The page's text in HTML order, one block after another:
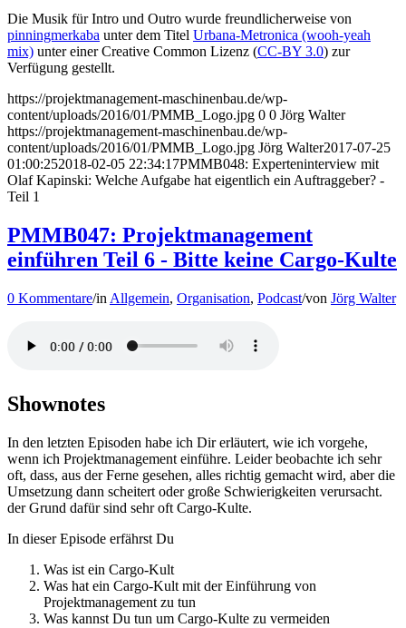
Die Musik für Intro und Outro wurde freundlicherweise von
pinningmerkaba unter dem Titel Urbana-Metronica (wooh-yeah
mix) unter einer Creative Common Lizenz (CC-BY 3.0) zur
Verfügung gestellt.
https://projektmanagement-maschinenbau.de/wp-
content/uploads/2016/01/PMMB_Logo.jpg 0 0 Jörg Walter
https://projektmanagement-maschinenbau.de/wp-
content/uploads/2016/01/PMMB_Logo.jpg Jörg Walter2017-07-25
01:00:252018-02-05 22:34:17PMMB048: Experteninterview mit
Olaf Kapinski: Welche Aufgabe hat eigentlich ein Auftraggeber? -
Teil 1
PMMB047: Projektmanagement
einführen Teil 6 - Bitte keine Cargo-Kulte
0 Kommentare/in Allgemein, Organisation, Podcast/von Jörg Walter
Shownotes
In den letzten Episoden habe ich Dir erläutert, wie ich vorgehe,
wenn ich Projektmanagement einführe. Leider beobachte ich sehr
oft, dass, aus der Ferne gesehen, alles richtig gemacht wird, aber die
Umsetzung dann scheitert oder große Schwierigkeiten verursacht.
der Grund dafür sind sehr oft Cargo-Kulte.
In dieser Episode erfährst Du
Was ist ein Cargo-Kult
Was hat ein Cargo-Kult mit der Einführung von
Projektmanagement zu tun
Was kannst Du tun um Cargo-Kulte zu vermeiden